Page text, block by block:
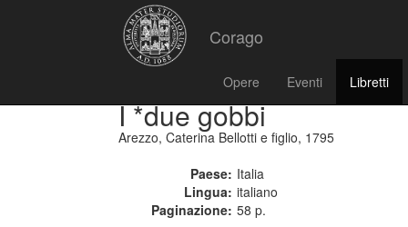
Corago
Opere Eventi Libretti
I *due gobbi
Arezzo, Caterina Bellotti e figlio, 1795
Paese: Italia
Lingua: italiano
Paginazione: 58 p.